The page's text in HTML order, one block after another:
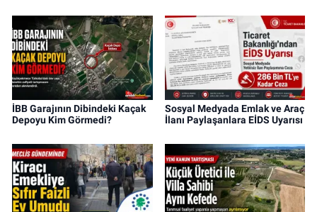
İBB Garajının Dibindeki Kaçak
Depoyu Kim Görmedi?
Sosyal Medyada Emlak ve Araç
İlanı Paylaşanlara EİDS Uyarısı